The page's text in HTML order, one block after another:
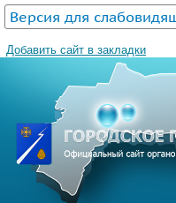
Версия для
Добавить сайт в закладки